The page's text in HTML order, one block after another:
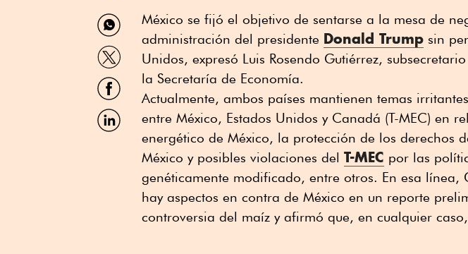
Compartir
por
WhatsApp
Compartir
por
Twitter
Compartir
por
Facebook
Compartir
por
México se fijó el objetivo de sentarse a la mesa de
administración del presidente Donald Trump sin
Unidos, expresó Luis Rosendo Gutiérrez,
la Secretaría de Economía.
Actualmente, ambos países mantienen temas
entre México, Estados Unidos y Canadá (T-MEC) en
energético de México, la protección de los derechos
México y posibles violaciones del T-MEC por las
genéticamente modificado, entre otros. En esa línea,
hay aspectos en contra de México en un reporte
controversia del maíz y afirmó que, en cualquier